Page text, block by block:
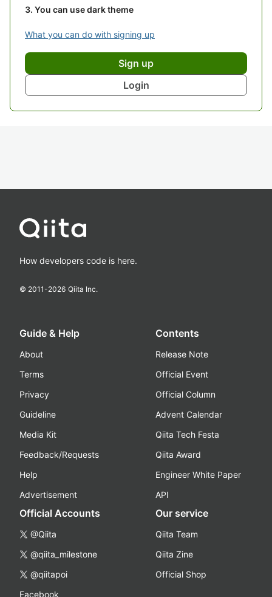
You can use dark theme
What you can do with signing up
Sign up
Login
How developers code is here.
© 2011-2026 Qiita Inc.
Guide & Help
About
Terms
Privacy
Guideline
Media Kit
Feedback/Requests
Help
Advertisement
Contents
Release Note
Official Event
Official Column
Advent Calendar
Qiita Tech Festa
Qiita Award
Engineer White Paper
API
Official Accounts
@Qiita
@qiita_milestone
@qiitapoi
Facebook
Our service
Qiita Team
Qiita Zine
Official Shop